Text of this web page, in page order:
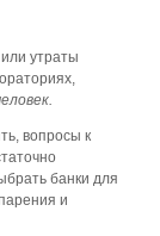
утраты
вопросы к
банки для
и